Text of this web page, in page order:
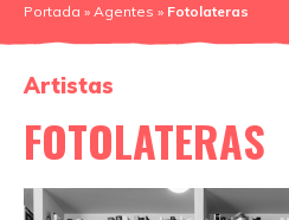
Portada » Agentes » Fotolateras
Artistas
FOTOLATERAS